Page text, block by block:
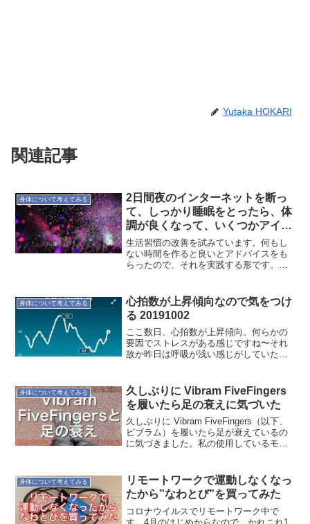
Yutaka HOKARI
関連記事
身体について考えてみる
2日間夜のインターネットを断っ
て、しっかり睡眠をとったら、体
調が良くなって、いくつかアイデ
アが降ってきた 20180822
生活習慣の改善を試みています。何もし
ない時間を作ると良いとアドバイスをも
らったので、それを実践する形です。
況。睡眠時間を削れば時間は作れます
が、コンディションが落ちて...
身体について考えてみる
心拍数が上昇傾向なので気をつけ
る 20191002
ここ数日、心拍数が上昇傾向。何らかの
要因でストレスがある感じですね〜それ
故か昨日は呼吸が浅い感じがしていたの
な。こういう時は、なるべく早く寝るに
限る。風呂に入って寝よう
身体について考えてみる
久しぶりに Vibram FiveFingers
を履いたら足の衰えに気づいた
久しぶりに Vibram FiveFingers（以下、
ビブラム）を履いたら足が衰えているの
に気づきました。私の使用しているモデ
FiveFingers（ビブラム）は、...
身体について考えてみる
リモートワークで運動しなくなっ
たから”なわとび”を買ってみた
コロナウイルスでリモートワーク中で